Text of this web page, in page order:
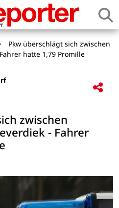
Pkw überschlägt sich zwischen
hatte 1,79 Promille
zwischen
- Fahrer